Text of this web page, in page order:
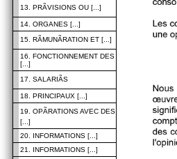
13. PRÃVISIONS OU [...]
14. ORGANES [...]
15. RÃMUNÃRATION ET [...]
16. FONCTIONNEMENT DES
[...]
17. SALARIÃS
18. PRINCIPAUX [...]
19. OPÃRATIONS AVEC DES
[...]
20. INFORMATIONS [...]
21. INFORMATIONS [...]